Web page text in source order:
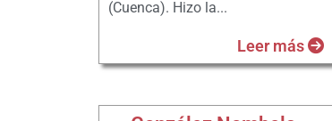
(Cuenca). Hizo la...
Leer más